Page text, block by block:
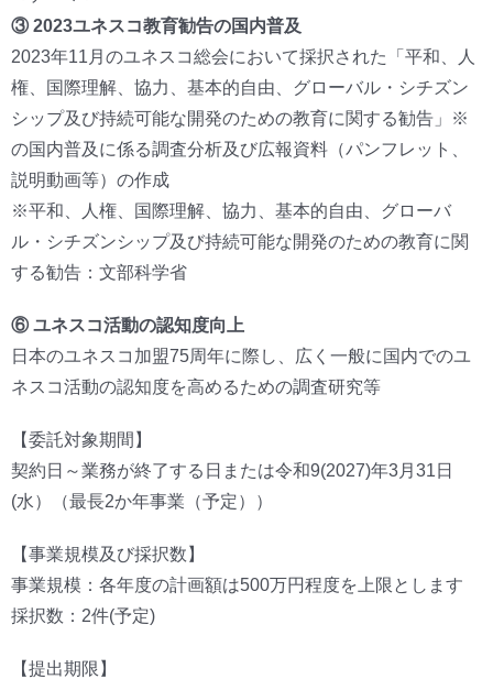
③ 2023ユネスコ教育勧告の国内普及
2023年11月のユネスコ総会において採択された「平和、人
権、国際理解、協力、基本的自由、グローバル・シチズン
シップ及び持続可能な開発のための教育に関する勧告」※
の国内普及に係る調査分析及び広報資料（パンフレット、
説明動画等）の作成
※平和、人権、国際理解、協力、基本的自由、グローバ
ル・シチズンシップ及び持続可能な開発のための教育に関
する勧告：文部科学省
⑥ ユネスコ活動の認知度向上
日本のユネスコ加盟75周年に際し、広く一般に国内でのユ
ネスコ活動の認知度を高めるための調査研究等
【委託対象期間】
契約日～業務が終了する日または令和9(2027)年3月31日
(水）（最長2か年事業（予定））
【事業規模及び採択数】
事業規模：各年度の計画額は500万円程度を上限とします
採択数：2件(予定)
【提出期限】